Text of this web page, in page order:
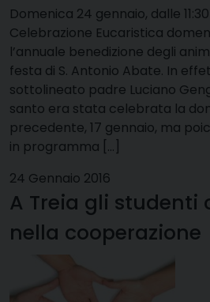
Domenica 24 gennaio, dalle
Celebrazione Eucaristica
l’annuale benedizione degli
festa di S. Antonio Abate. In
sottolineato padre Luciano
santo era stata celebrata la
precedente, 17 gennaio, ma
in programma […]
24 Gennaio 2016
A Treia gli studenti
nella cooperazione